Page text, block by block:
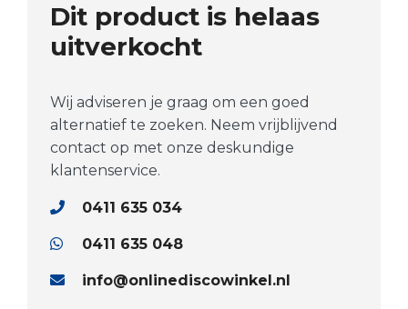
Dit product is helaas
uitverkocht
Wij adviseren je graag om een goed
alternatief te zoeken. Neem vrijblijvend
contact op met onze deskundige
klantenservice.
0411 635 034
0411 635 048
info@onlinediscowinkel.nl